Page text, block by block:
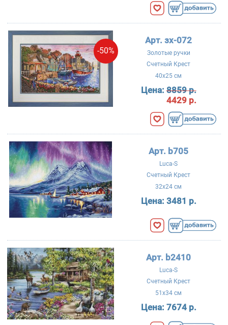
-50%
Арт. зх-072
Золотые ручки
Счетный Крест
40x25 см
Цена:8859 р.
4429 р.
Арт. b705
Luca-S
Счетный Крест
32x24 см
Цена: 3481 р.
Арт. b2410
Luca-S
Счетный Крест
51x34 см
Цена: 7674 р.